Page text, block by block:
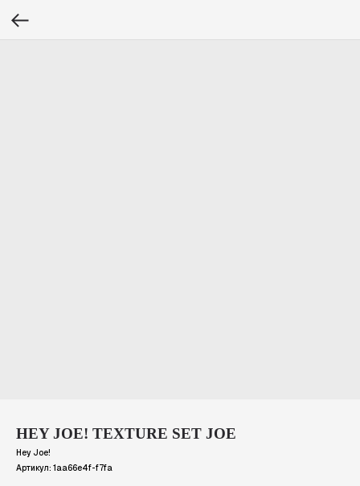
HEY JOE! TEXTURE SET JOE
Hey Joe!
Артикул: 1aa66e4f-f7fa